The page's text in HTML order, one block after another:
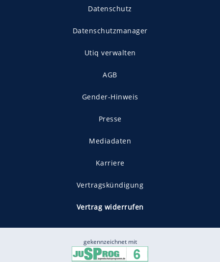
Datenschutz
Datenschutzmanager
Utiq verwalten
AGB
Gender-Hinweis
Presse
Mediadaten
Karriere
Vertragskündigung
Vertrag widerrufen
gekennzeichnet mit